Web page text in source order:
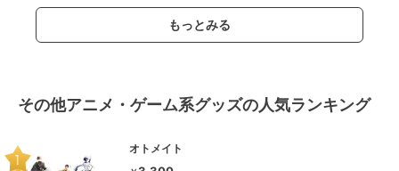
もっとみる
その他アニメ・ゲーム系グッズの人気ランキング
オトメイト